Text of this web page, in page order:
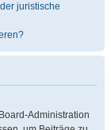
juristische
Administration